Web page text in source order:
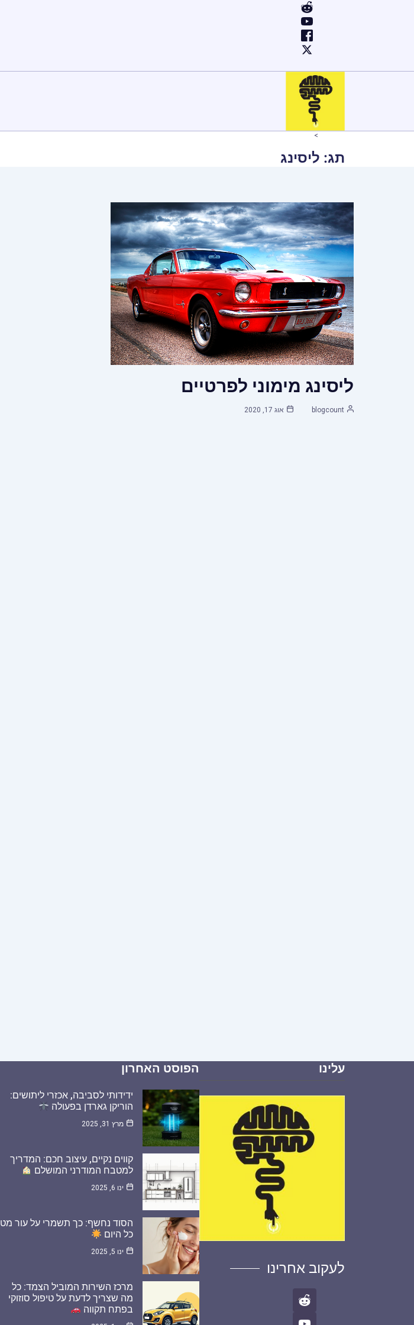
תג: ליסינג
ליסינג מימוני לפרטיים
blogcount אוג 17, 2020
עלינו
לעקוב אחרינו
הפוסט האחרון
ידידותי לסביבה, אכזרי ליתושים:
הוריקן גארדן בפעולה
מרץ 31, 2025
קווים נקיים, עיצוב חכם: המדריך
למטבח המודרני המושלם
ינו 6, 2025
הסוד נחשף: כך תשמרי על עור מט
כל היום
ינו 5, 2025
מרכז השירות המוביל הצמד: כל
מה שצריך לדעת על טיפול סוזוקי
בפתח תקווה